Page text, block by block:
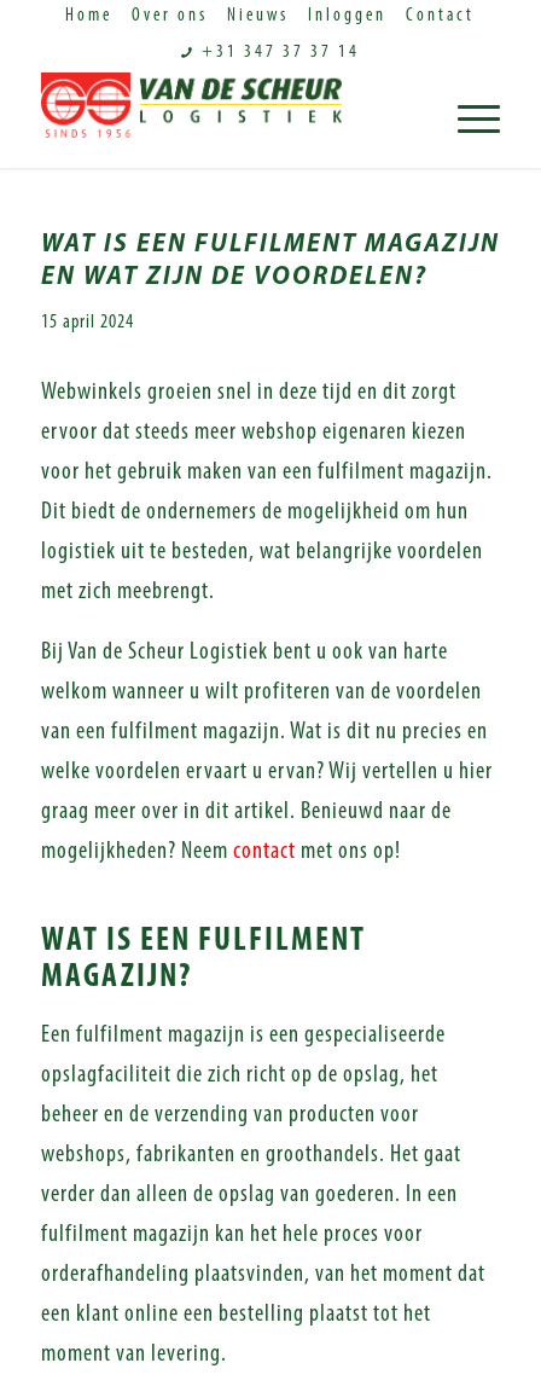
Home Over ons Nieuws Inloggen
Contact
+31 347 37 37 14
WAT IS EEN FULFILMENT MAGAZIJN
EN WAT ZIJN DE VOORDELEN?
15 april 2024
Webwinkels groeien snel in deze tijd en dit zorgt
ervoor dat steeds meer webshop eigenaren kiezen
voor het gebruik maken van een fulfilment magazijn.
Dit biedt de ondernemers de mogelijkheid om hun
logistiek uit te besteden, wat belangrijke voordelen
met zich meebrengt.
Bij Van de Scheur Logistiek bent u ook van harte
welkom wanneer u wilt profiteren van de voordelen
van een fulfilment magazijn. Wat is dit nu precies en
welke voordelen ervaart u ervan? Wij vertellen u hier
graag meer over in dit artikel. Benieuwd naar de
mogelijkheden? Neem contact met ons op!
WAT IS EEN FULFILMENT
MAGAZIJN?
Een fulfilment magazijn is een gespecialiseerde
opslagfaciliteit die zich richt op de opslag, het
beheer en de verzending van producten voor
webshops, fabrikanten en groothandels. Het gaat
verder dan alleen de opslag van goederen. In een
fulfilment magazijn kan het hele proces voor
orderafhandeling plaatsvinden, van het moment dat
een klant online een bestelling plaatst tot het
moment van levering.